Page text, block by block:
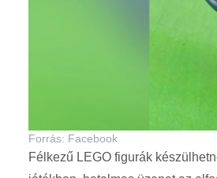
Forrás: Facebook
Félkezű LEGO figurák